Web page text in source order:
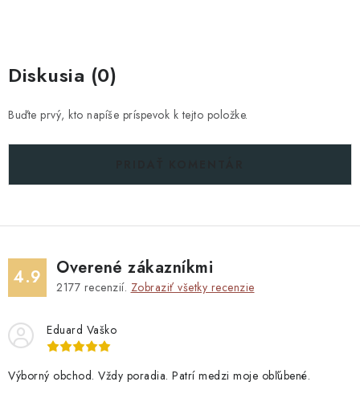
Diskusia (0)
Buďte prvý, kto napíše príspevok k tejto položke.
4.9 Overené zákazníkmi
2177 recenzií. Zobraziť všetky recenzie
Eduard Vaško
Výborný obchod. Vždy poradia. Patrí medzi moje obľúbené.